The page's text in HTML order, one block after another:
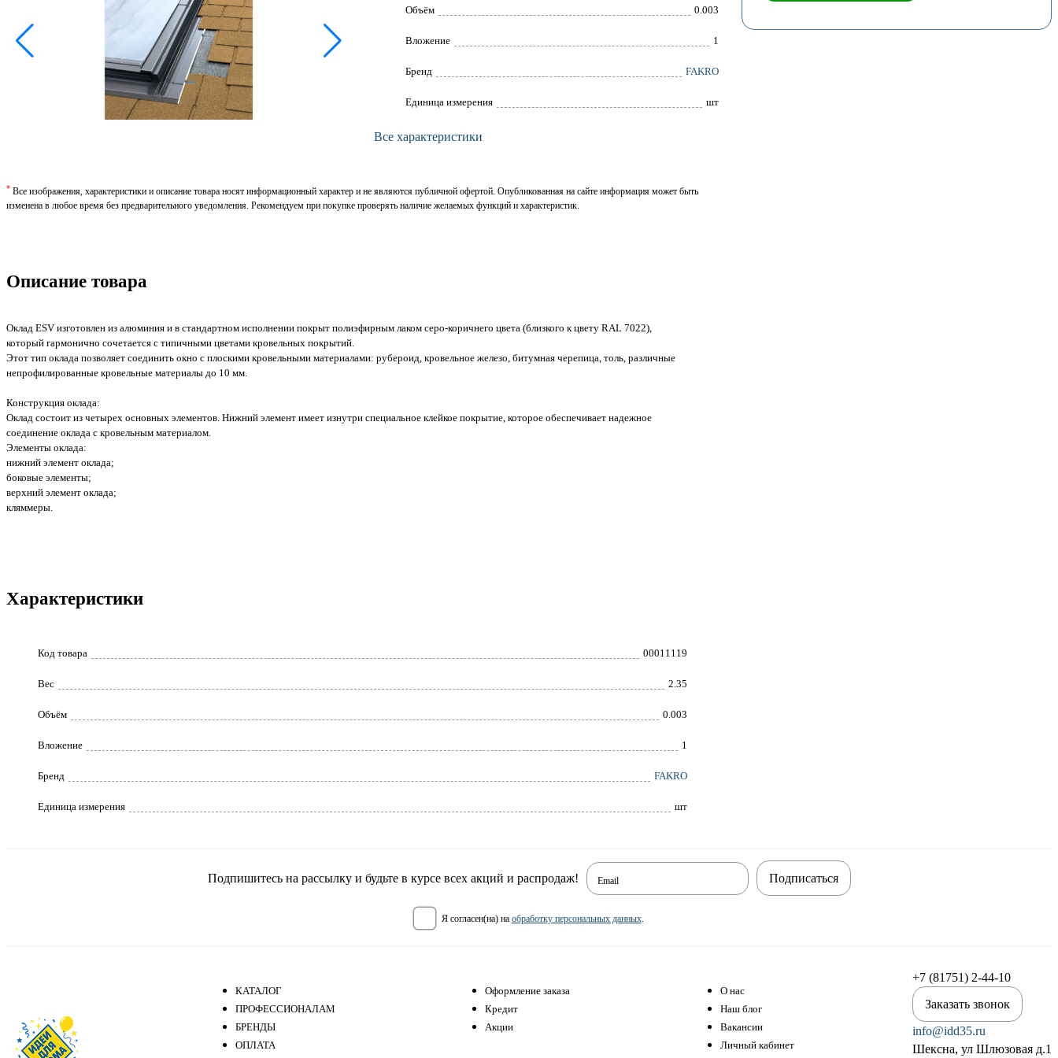
Объём 0.003
Вложение 1
Брeнд FAKRO
Единица измерения шт
Все характеристики
* Все изображения, характеристики и описание товара носят информационный характер и не являются публичной офертой. Опубликованная на сайте информация может быть
изменена в любое время без предварительного уведомления. Рекомендуем при покупке проверять наличие желаемых функций и характеристик.
Описание товара
Оклад ESV изготовлен из алюминия и в стандартном исполнении покрыт полиэфирным лаком серо-коричнего цвета (близкого к цвету RAL 7022),
который гармонично сочетается с типичными цветами кровельных покрытий.
Этот тип оклада позволяет соединить окно с плоскими кровельными материалами: рубероид, кровельное железо, битумная черепица, толь, различные
непрофилированные кровельные материалы до 10 мм.
Конструкция оклада:
Оклад состоит из четырех основных элементов. Нижний элемент имеет изнутри специальное клейкое покрытие, которое обеспечивает надежное
соединение оклада с кровельным материалом.
Элементы оклада:
нижний элемент оклада;
боковые элементы;
верхний элемент оклада;
кляммеры.
Характеристики
Код товара 00011119
Вес 2.35
Объём 0.003
Вложение 1
Бренд FAKRO
Единица измерения шт
Подпишитесь на рассылку и будьте в курсе всех акций и распродаж! Email
я согласен(на) на обработку персональных данных.
Подписаться
КАТАЛОГ
ПРОФЕССИОНАЛАМ
БРЕНДЫ
ОПЛАТА
Оформление заказа
Кредит
Акции
О нас
Наш блог
Вакансии
Личный кабинет
+7 (81751) 2-44-10
Заказать звонок
info@idd35.ru
Шексна, ул Шлюзовая д.1